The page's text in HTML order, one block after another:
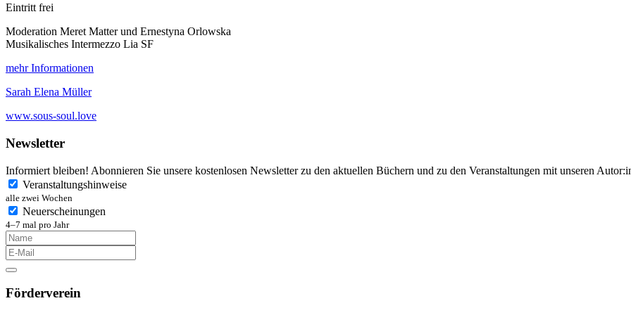
Eintritt frei
Moderation Meret Matter und Ernestyna Orlowska
Musikalisches Intermezzo Lia SF
mehr Informationen
Sarah Elena Müller
www.sous-soul.love
Newsletter
Informiert bleiben! Abonnieren Sie unsere kostenlosen Newsletter zu den aktuellen Büchern und zu den Veranstaltungen mit unseren
Veranstaltungshinweise
alle zwei Wochen
Neuerscheinungen
4–7 mal pro Jahr
Förderverein